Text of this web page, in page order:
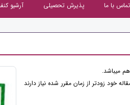
تماس با ما پذیرش تحصیلی آرشیو
میباشد.
خود زودتر از زمان مقرر شده نیاز دارند